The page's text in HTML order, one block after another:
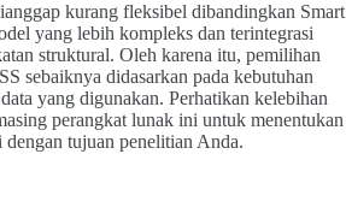
kurang fleksibel dibandingkan Smart
yang lebih kompleks dan terintegrasi
struktural. Oleh karena itu, pemilihan
sebaiknya didasarkan pada kebutuhan
yang digunakan. Perhatikan kelebihan
perangkat lunak ini untuk menentukan
tujuan penelitian Anda.